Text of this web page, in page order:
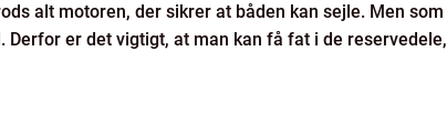
alt motoren, der sikrer at båden kan sejle. Men som
er det vigtigt, at man kan få fat i de reservedele,